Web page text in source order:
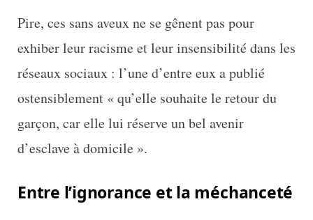
Pire, ces sans aveux ne se gênent pas pour
exhiber leur racisme et leur insensibilité dans les
réseaux sociaux : l’une d’entre eux a publié
ostensiblement « qu’elle souhaite le retour du
garçon, car elle lui réserve un bel avenir
d’esclave à domicile ».
Entre l’ignorance et la méchanceté